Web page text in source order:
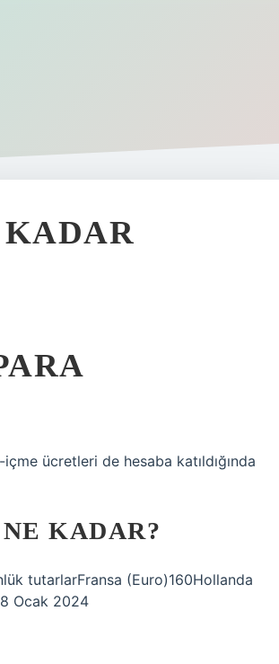
ücretleri de hesaba katıldığında
KADAR?
tutarlarFransa (Euro)160Hollanda
Ocak 2024